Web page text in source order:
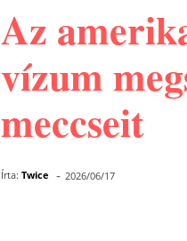
Az
vízum
meccseit
Írta: Twice - 2026/06/17